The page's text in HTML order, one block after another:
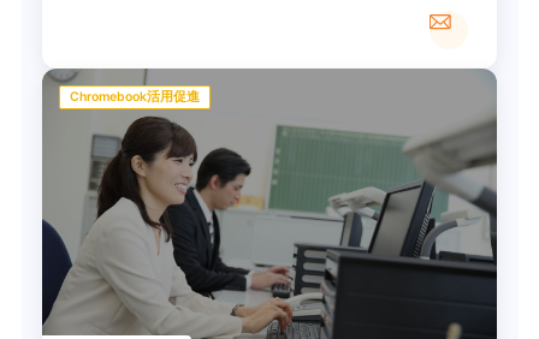
Chromebook活用促進